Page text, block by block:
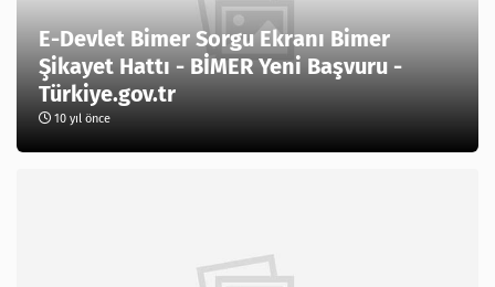
E-Devlet Bimer Sorgu Ekranı Bimer
Şikayet Hattı - BİMER Yeni Başvuru -
Türkiye.gov.tr
10 yıl önce